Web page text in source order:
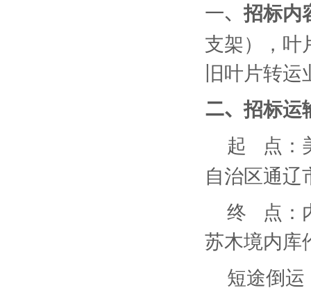
一、招标内
支架），叶
旧叶片转
二、招标运
起
点：
自治区通辽
终
点：
苏木境内库
短途倒运